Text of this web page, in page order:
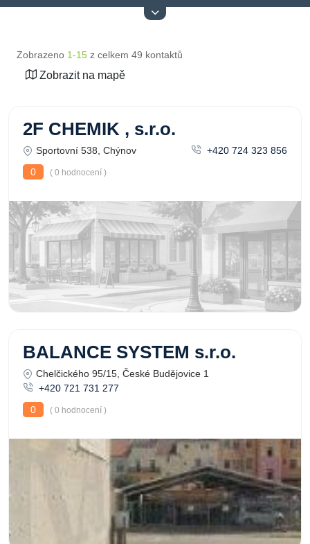
Zobrazeno 1-15 z celkem 49 kontaktů
Zobrazit na mapě
2F CHEMIK , s.r.o.
Sportovní 538, Chýnov
+420 724 323 856
0
( 0 hodnocení )
BALANCE SYSTEM s.r.o.
Chelčického 95/15, České Budějovice 1
+420 721 731 277
0
( 0 hodnocení )